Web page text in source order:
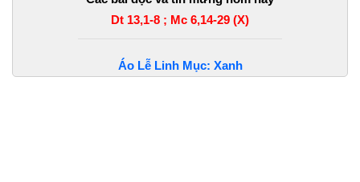
Dt 13,1-8 ; Mc 6,14-29 (X)
Áo Lễ Linh Mục: Xanh